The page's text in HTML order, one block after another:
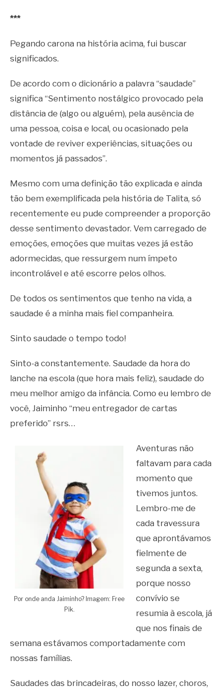
***
Pegando carona na história acima, fui buscar
significados.
De acordo com o dicionário a palavra “saudade”
significa “Sentimento nostálgico provocado pela
distância de (algo ou alguém), pela ausência de
uma pessoa, coisa e local, ou ocasionado pela
vontade de reviver experiências, situações ou
momentos já passados”.
Mesmo com uma definição tão explicada e ainda
tão bem exemplificada pela história de Talita, só
recentemente eu pude compreender a proporção
desse sentimento devastador. Vem carregado de
emoções, emoções que muitas vezes já estão
adormecidas, que ressurgem num ímpeto
incontrolável e até escorre pelos olhos.
De todos os sentimentos que tenho na vida, a
saudade é a minha mais fiel companheira.
Sinto saudade o tempo todo!
Sinto-a constantemente. Saudade da hora do
lanche na escola (que hora mais feliz), saudade do
meu melhor amigo da infância. Como eu lembro de
você, Jaiminho “meu entregador de cartas
preferido” rsrs…
Por onde anda Jaiminho? Imagem: Free
Pik.
Aventuras não
faltavam para cada
momento que
tivemos juntos.
Lembro-me de
cada travessura
que aprontávamos
fielmente de
segunda a sexta,
porque nosso
convívio se
resumia à escola, já
que nos finais de
semana estávamos comportadamente com
nossas famílias.
Saudades das brincadeiras, do nosso lazer, choros,